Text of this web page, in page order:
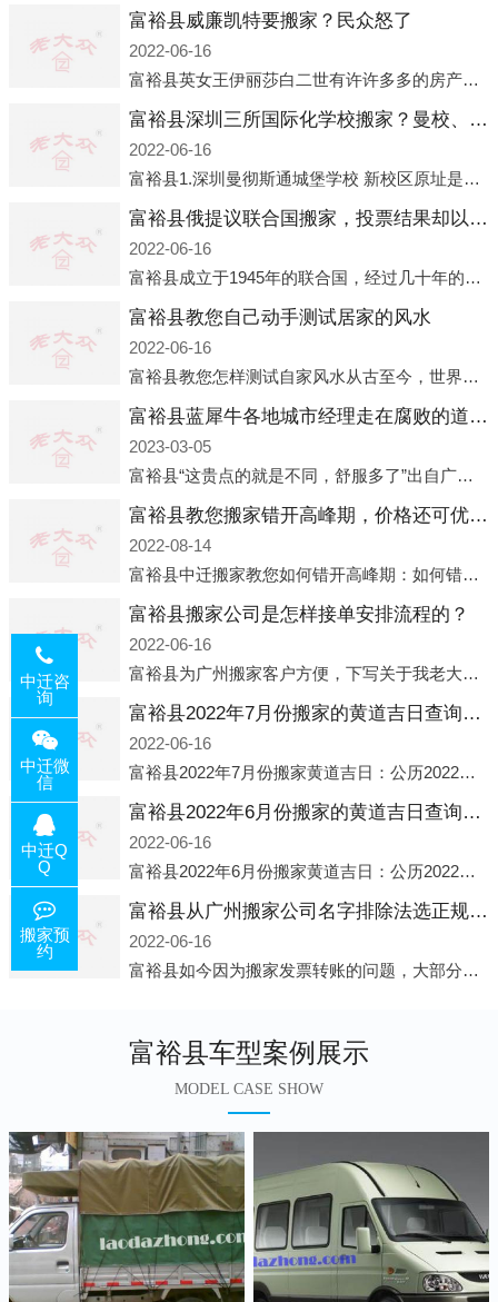
富裕县威廉凯特要搬家？民众怒了
2022-06-16
富裕县英女王伊丽莎白二世有许许多多的房产，遍布英国各地。而作为英女王的亲孙子、未来的英国国王，威廉王子自然也能享受到女王的房产。目前，威廉凯特以及三个孩子有两个经常居住的地点，一处是位于伦敦的肯辛顿宫，一处
富裕县深圳三所国际化学校搬家？曼校、QSI、南山中英文搬走了
2022-06-16
富裕县1.深圳曼彻斯通城堡学校 新校区原址是蛇口国际据悉，此次曼彻斯通城堡学校搬迁到蛇口新校区的开办与蛇口外籍人员子女学校（蛇口国际）有很大的关联。2021年，太子湾实验部就宣布在2022年正式并入蛇口外籍
富裕县俄提议联合国搬家，投票结果却以惨败收场
2022-06-16
富裕县成立于1945年的联合国，经过几十年的发展，如今拥有193个成员国。拥有如此众多会员国的联合国，可以说是世界上最具代表性的国际组织，也是世界上分量最重、有着较高话语权的国际组织。但以美国为首的西方国家
富裕县教您自己动手测试居家的风水
2022-06-16
富裕县教您怎样测试自家风水从古至今，世界各地的人们都在研究人在乾坤中的位置以及它们所形成的关系。通过探究季节转换、星象变化，并且在所观测到的自然规律的指导下，人们开始认识到居住在不同住宅中的人，其一生中的财
富裕县蓝犀牛各地城市经理走在腐败的道路上
2023-03-05
富裕县“这贵点的就是不同，舒服多了”出自广州运营邓经理的口中。2023年开年刚出来，三个司机（加盟蓝犀牛的个人队伍）便请广州经理去佛山娱乐场所大消费了一次，据知悉一晚消费达一万多，由三人平摊费用，燃鹅这样的
富裕县教您搬家错开高峰期，价格还可优惠！
2022-08-14
富裕县中迁搬家教您如何错开高峰期：如何错开高峰期搬家，中迁搬家做了一些电话数据统计和分析，发现市民中午2点左右访问网站的人是最多的，电话咨询是早上9点左右是最多的，预约搬家周六和周日是最多的，网上QQ微
富裕县搬家公司是怎样接单安排流程的？
2022-06-16
富裕县为广州搬家客户方便，下写关于我老大众搬家公司接单的流程，九条给搬家朋友参考，了解搬家公司工序，免去搬家时的没有准备好的工作，给您及时快速的搬好家。一．电话咨询：专人接待客户电话咨询，初步了解客户搬 家
富裕县2022年7月份搬家的黄道吉日查询大全一览表哪天适合搬家好日子
2022-06-16
富裕县2022年7月份搬家黄道吉日：公历2022年7月6日 农历六月初八 星期三 冲虎(甲寅)公历2022年7月12日 农历六月十四 星期二 冲猴(庚申)公历2022年7月13日 农历六月十五 星期三 冲鸡
富裕县2022年6月份搬家的黄道吉日查询大全一览表哪天适合搬家好日子
2022-06-16
富裕县2022年6月份搬家黄道吉日：公历2022年6月1日 农历五月初三 星期三 冲兔(己卯)公历2022年6月4日 农历五月初六 星期六 冲马(壬午)公历2022年6月8日 农历五月初十 星期三 冲狗(丙
富裕县从广州搬家公司名字排除法选正规公司
2022-06-16
富裕县如今因为搬家发票转账的问题，大部分搬家公司都已经注册了营业执照，早5年前基本上所谓的搬家公司都是无注册状态也就是无照营业，由于企业注册量大增所以各种企业信息展示平台如雨后春笋般遍地开花，如：天眼查，企
富裕县车型案例展示
MODEL CASE SHOW
中迁咨
询
中迁微
信
中迁Q
Q
搬家预
约